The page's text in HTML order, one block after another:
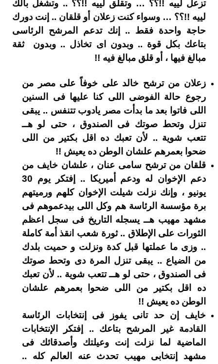
تزعل لييه !!؟؟ … وتقلق لييه !!؟؟ .. وتشغل بالك
لييه !!؟؟ … وسواء كنت زعلان أو قلقان .. إنت دورك
حاجة واحدة فقط .. إنك تدعم المرشح الرئاسى
بتاعك بكل قوة .. وبدون اى تخاذل .. وبدون ثقة
مبالغ فيها ، أو قلق مبالغ فيه !!
زعلان من ترشح خالد على خوفاً على مصر من
رجوع حالة الفوضى اللى كنا عليها فى السنين
اللى فاتوا بعد ما بدأت مصر يادوب تتنفس .. يبقى
تنزل وتحط صوتك فى الصندوق ، حتى لو هــ
تتعب شوية .. لأن تعبك ده اقل بكتير من اللى
ضحوا بعمرهم علشان الوطن ده يعيش !!
قلقان من ترشح سامى عنان ، علشان خايف من
دعم الإخوان له ودعم أميريكا .. إفتكر يوم 30
يونيو ، وإنك نزلت شيلت الإخوان كلهم ورميتهم
برة مؤسسة الرئاسة هم وكل اللى بيدعموهم فى
مشهد مهيب هــ يسجله التاريخ فى سجل اعظم
الثورات على الإطلاق .. ثورة شعب انقذ أمة كاملة
.. وزى ما عملتها قبل كدة ونزلت و حميت بلدك
من الضياع .. يبقى تنزل المرة دى وتحط صوتك
فى الصندوق ، حتى لو هــ تتعب شوية .. لأن تعبك
ده اقل بكتير من اللى ضحوا بعمرهم علشان
الوطن ده يعيش !!
خايف إن حد تانى يفوز فى إنتخابات الرئاسة
القادمة غير المرشح بتاعك .. إفتكر الإنتخابات
الماضية لما نزلت إنت وعيلتك وأصدقائك فى
مشهد إنتخابى مهيب تحدث عنه العالم كله ..